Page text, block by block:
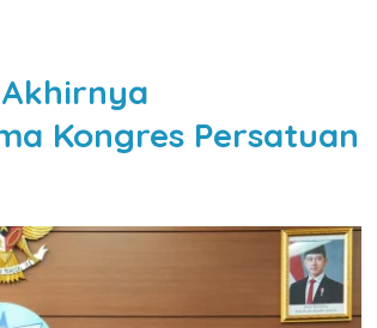
Akhirnya
Kongres Persatuan